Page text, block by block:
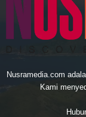
Nusramedia.com
Kami